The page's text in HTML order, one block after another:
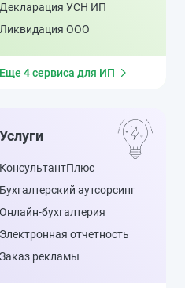
Декларация УСН ИП
Ликвидация ООО
Еще 4 сервиса для ИП
Услуги
КонсультантПлюс
Бухгалтерский аутсорсинг
Онлайн-бухгалтерия
Электронная отчетность
Заказ рекламы